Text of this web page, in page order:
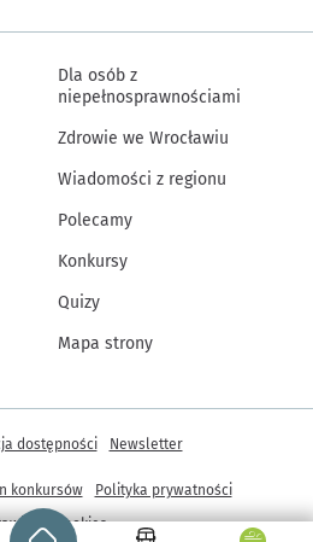
Strona główna - wroclaw.pl
Dla osób z
niepełnosprawnościami
Zdrowie we Wrocławiu
Wiadomości z regionu
Polecamy
Konkursy
Quizy
Mapa strony
dostępności Newsletter
konkursów
Polityka prywatności
cookies